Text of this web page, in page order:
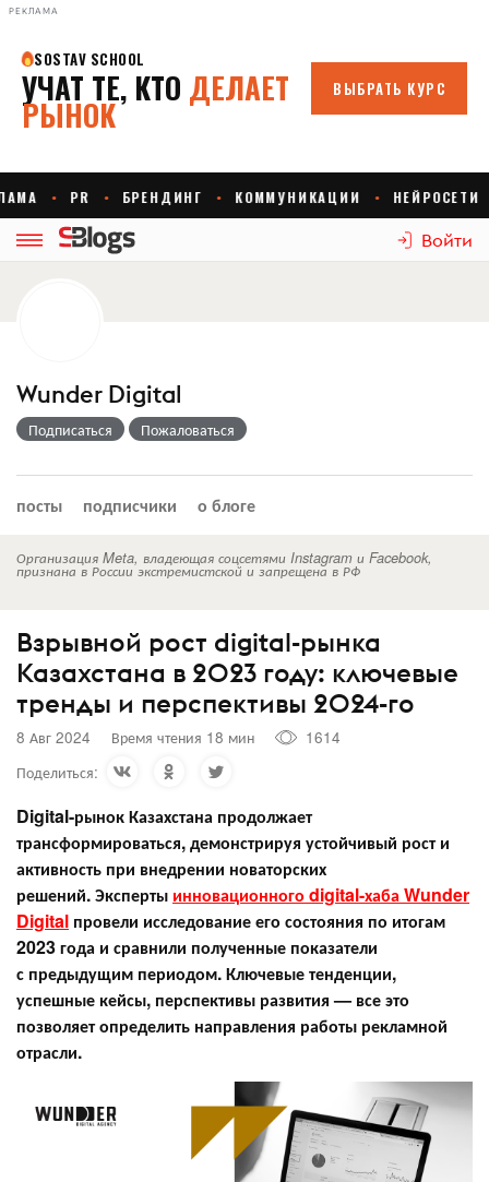
РЕКЛАМА
Войти
Wunder Digital
Подписаться Пожаловаться
посты подписчики о блоге
Организация Meta, владеющая соцсетями Instagram и Facebook,
признана в России экстремистской и запрещена в РФ
Взрывной рост digital-рынка
Казахстана в 2023 году: ключевые
тренды и перспективы 2024-го
8 Авг 2024 Время чтения 18 мин
1614
Поделиться:
Digital-рынок Казахстана продолжает
трансформироваться, демонстрируя устойчивый рост и
активность при внедрении новаторских
решений. Эксперты инновационного digital-хаба Wunder
Digital провели исследование его состояния по итогам
2023 года и сравнили полученные показатели
с предыдущим периодом. Ключевые тенденции,
успешные кейсы, перспективы развития — все это
позволяет определить направления работы рекламной
отрасли.